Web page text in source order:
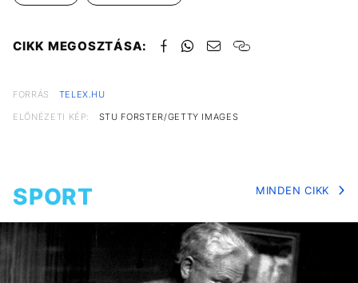
CIKK MEGOSZTÁSA:
FORRÁS
TELEX.HU
ELŐNÉZETI KÉP:
STU FORSTER/GETTY IMAGES
SPORT MINDEN CIKK